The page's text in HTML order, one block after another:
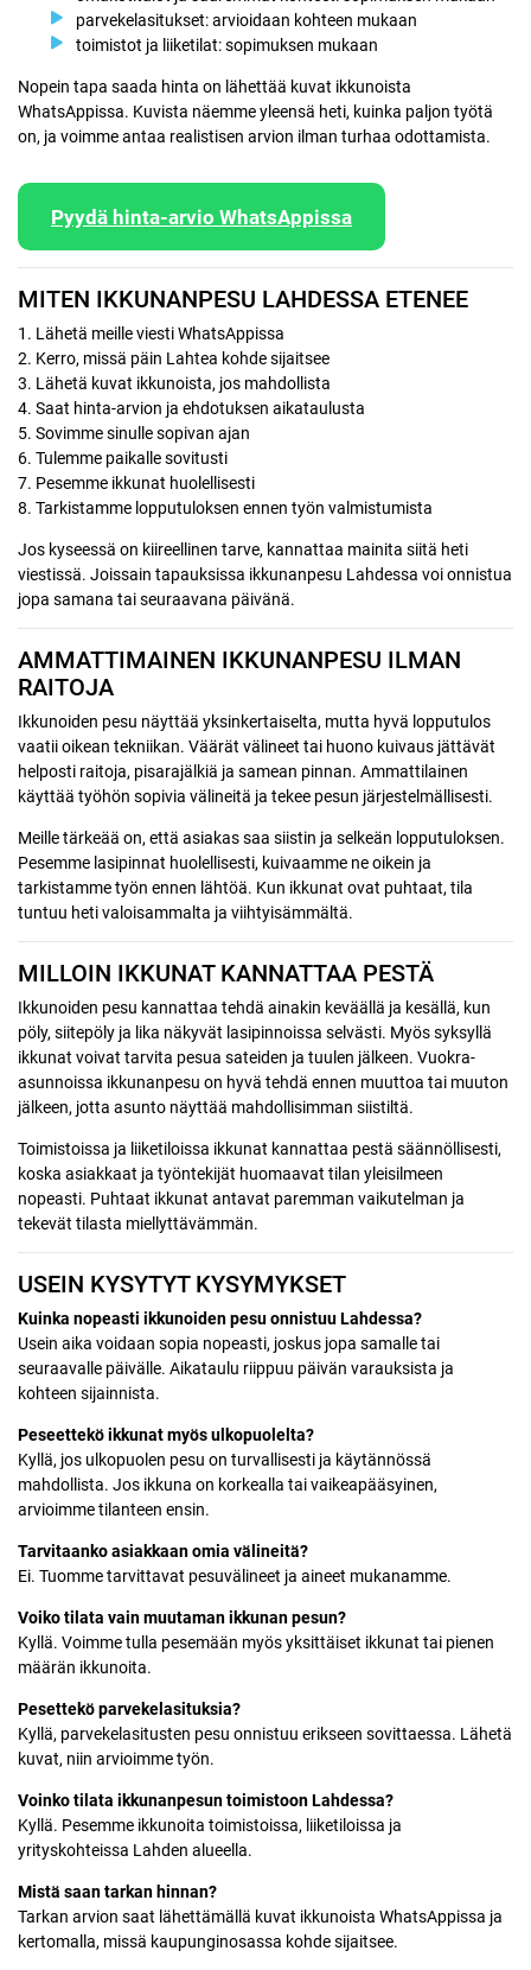
parvekelasitukset: arvioidaan kohteen mukaan
toimistot ja liiketilat: sopimuksen mukaan
Nopein tapa saada hinta on lähettää kuvat ikkunoista
WhatsAppissa. Kuvista näemme yleensä heti, kuinka paljon työtä
on, ja voimme antaa realistisen arvion ilman turhaa odottamista.
Pyydä hinta-arvio WhatsAppissa
MITEN IKKUNANPESU LAHDESSA ETENEE
1. Lähetä meille viesti WhatsAppissa
2. Kerro, missä päin Lahtea kohde sijaitsee
3. Lähetä kuvat ikkunoista, jos mahdollista
4. Saat hinta-arvion ja ehdotuksen aikataulusta
5. Sovimme sinulle sopivan ajan
6. Tulemme paikalle sovitusti
7. Pesemme ikkunat huolellisesti
8. Tarkistamme lopputuloksen ennen työn valmistumista
Jos kyseessä on kiireellinen tarve, kannattaa mainita siitä heti
viestissä. Joissain tapauksissa ikkunanpesu Lahdessa voi onnistua
jopa samana tai seuraavana päivänä.
AMMATTIMAINEN IKKUNANPESU ILMAN
RAITOJA
Ikkunoiden pesu näyttää yksinkertaiselta, mutta hyvä lopputulos
vaatii oikean tekniikan. Väärät välineet tai huono kuivaus jättävät
helposti raitoja, pisarajälkiä ja samean pinnan. Ammattilainen
käyttää työhön sopivia välineitä ja tekee pesun järjestelmällisesti.
Meille tärkeää on, että asiakas saa siistin ja selkeän lopputuloksen.
Pesemme lasipinnat huolellisesti, kuivaamme ne oikein ja
tarkistamme työn ennen lähtöä. Kun ikkunat ovat puhtaat, tila
tuntuu heti valoisammalta ja viihtyisämmältä.
MILLOIN IKKUNAT KANNATTAA PESTÄ
Ikkunoiden pesu kannattaa tehdä ainakin keväällä ja kesällä, kun
pöly, siitepöly ja lika näkyvät lasipinnoissa selvästi. Myös syksyllä
ikkunat voivat tarvita pesua sateiden ja tuulen jälkeen. Vuokra-
asunnoissa ikkunanpesu on hyvä tehdä ennen muuttoa tai muuton
jälkeen, jotta asunto näyttää mahdollisimman siistiltä.
Toimistoissa ja liiketiloissa ikkunat kannattaa pestä säännöllisesti,
koska asiakkaat ja työntekijät huomaavat tilan yleisilmeen
nopeasti. Puhtaat ikkunat antavat paremman vaikutelman ja
tekevät tilasta miellyttävämmän.
USEIN KYSYTYT KYSYMYKSET
Kuinka nopeasti ikkunoiden pesu onnistuu Lahdessa?
Usein aika voidaan sopia nopeasti, joskus jopa samalle tai
seuraavalle päivälle. Aikataulu riippuu päivän varauksista ja
kohteen sijainnista.
Peseettekö ikkunat myös ulkopuolelta?
Kyllä, jos ulkopuolen pesu on turvallisesti ja käytännössä
mahdollista. Jos ikkuna on korkealla tai vaikeapääsyinen,
arvioimme tilanteen ensin.
Tarvitaanko asiakkaan omia välineitä?
Ei. Tuomme tarvittavat pesuvälineet ja aineet mukanamme.
Voiko tilata vain muutaman ikkunan pesun?
Kyllä. Voimme tulla pesemään myös yksittäiset ikkunat tai pienen
määrän ikkunoita.
Pesettekö parvekelasituksia?
Kyllä, parvekelasitusten pesu onnistuu erikseen sovittaessa. Lähetä
kuvat, niin arvioimme työn.
Voinko tilata ikkunanpesun toimistoon Lahdessa?
Kyllä. Pesemme ikkunoita toimistoissa, liiketiloissa ja
yrityskohteissa Lahden alueella.
Mistä saan tarkan hinnan?
Tarkan arvion saat lähettämällä kuvat ikkunoista WhatsAppissa ja
kertomalla, missä kaupunginosassa kohde sijaitsee.